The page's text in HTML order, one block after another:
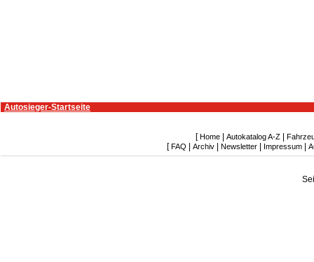
Autosieger-Startseite
[ Home| Autokatalog A-Z|
[ FAQ Archiv Newsletter Impressum